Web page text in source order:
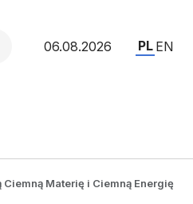
06.08.2026 PL EN
Materię i Ciemną Energię